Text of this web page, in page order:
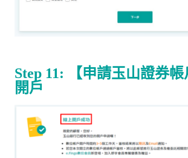
Step 11: 【申請玉山證券帳
開戶